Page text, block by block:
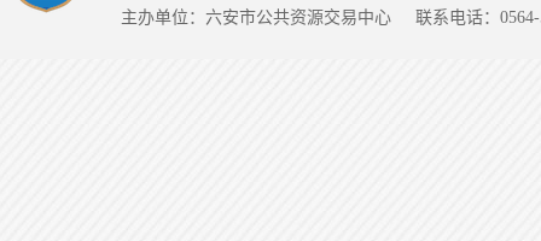
主办单位：六安市公共资源交易中心 联系电话：0564-